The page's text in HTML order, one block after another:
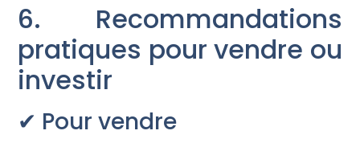
6. Recommandations
pratiques pour vendre ou
investir
✔ Pour vendre